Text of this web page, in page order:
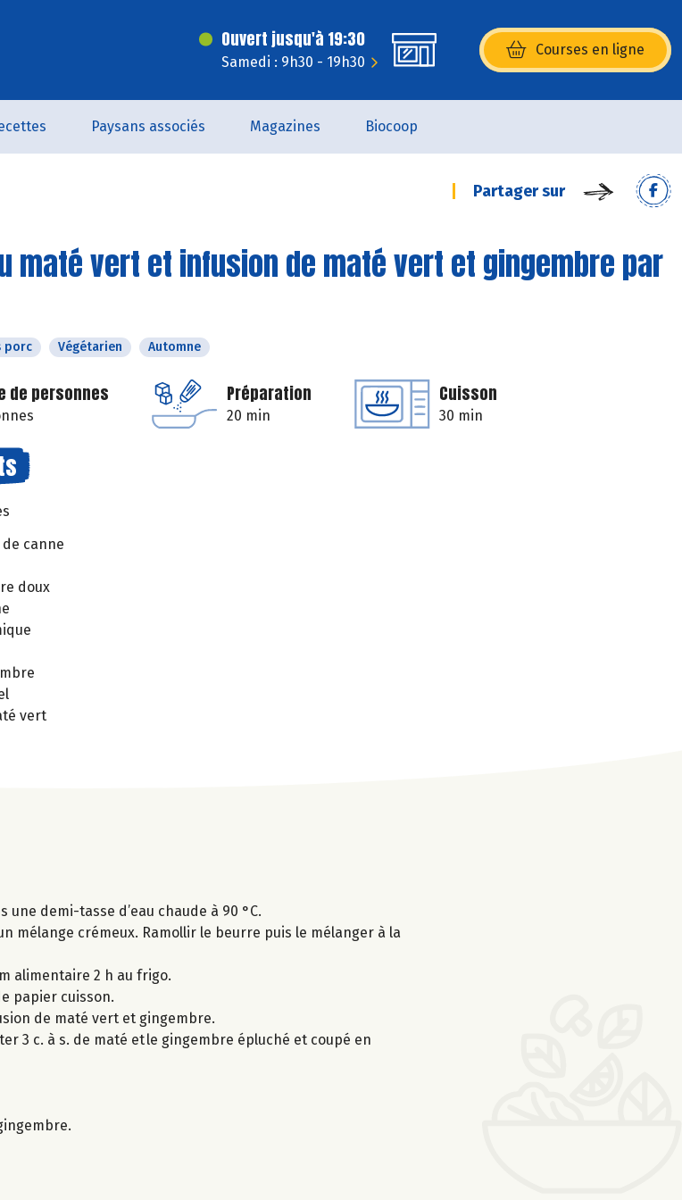
Ouvert jusqu'à 19:30
Samedi : 9h30 - 19h30
Courses en ligne
(s’ouvre dans une nouvelle
Paysans associés Magazines Biocoop
Partager sur
maté vert et infusion de maté vert et gingembre par
porc Végétarien Automne
de personnes Préparation
20 min
Cuisson
30 min
de canne
doux
vert
demi-tasse d’eau chaude à 90 °C.
mélange crémeux. Ramollir le beurre puis le mélanger à la
alimentaire 2 h au frigo.
papier cuisson.
de maté vert et gingembre.
3 c. à s. de maté et le gingembre épluché et coupé en